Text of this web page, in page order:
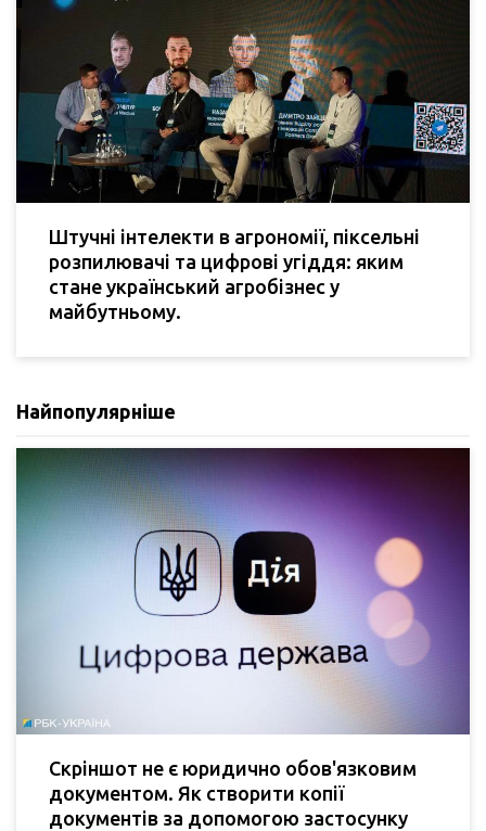
Штучні інтелекти в агрономії, піксельні
розпилювачі та цифрові угіддя: яким
стане український агробізнес у
майбутньому.
Найпопулярніше
Скріншот не є юридично обов'язковим
документом. Як створити копії
документів за допомогою застосунку